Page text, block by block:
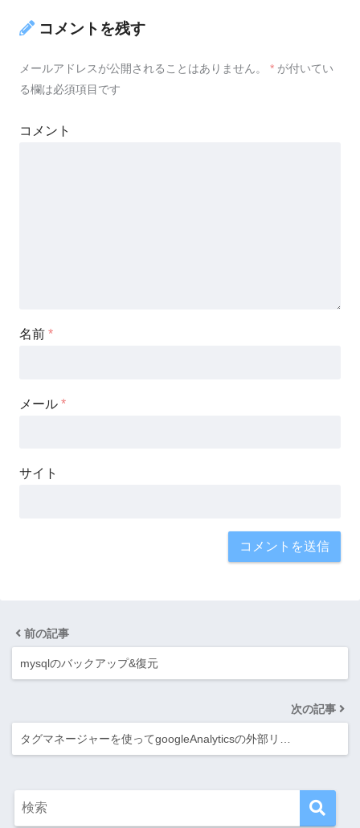
コメントを残す
メールアドレスが公開されることはありません。 * が付いてい
る欄は必須項目です
コメント
名前 *
メール *
サイト
前の記事
mysqlのバックアップ&復元
次の記事
タグマネージャーを使ってgoogleAnalyticsの外部リ…